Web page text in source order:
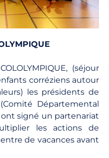
(séjour
corréziens autour
les présidents de
Départemental
signé un partenariat
les actions de
de vacances avant